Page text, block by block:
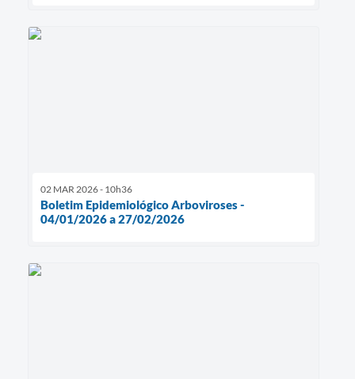
02 MAR 2026 - 10h36
Boletim Epidemiológico Arboviroses -
04/01/2026 a 27/02/2026